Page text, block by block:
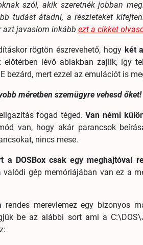
szól, akik szeretnék jobban
tudást átadni, a részleteket
azt javaslom inkább ezt a cikket
rögtön észrevehető, hogy két
lévő ablakban zajlik, így
bezárd, mert ezzel az emulációt is
méretben szemügyre vehesd őket!
fogad téged.Van némi
van, hogy akár parancsok
nincs mese.
a DOSBox csak egy meghajtóval
valódi gép memóriájában van ez a
rendes merevlemez egy bizonyos
be az alábbi sort ami a